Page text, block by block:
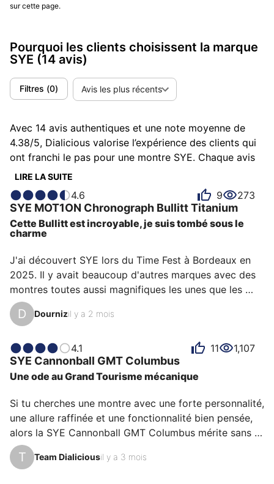
sur cette page.
Pourquoi les clients choisissent la marque
SYE (14 avis)
Filtres (0) Avis les plus récents
Avec 14 avis authentiques et une note moyenne de
4.38/5, Dialicious valorise l’expérience des clients qui
ont franchi le pas pour une montre SYE. Chaque avis
est une source d’inspiration pour comprendre ce qui
rend SYE unique aux yeux de ses possesseurs.
Certains la décrivent comme atypique, d'autres
comme chic ou élégante et chacun a des raisons
personnelles d’aimer sa SYE pour son design, son
LIRE LA SUITE
4.6 9 273
SYE MOT1ON Chronograph Bullitt Titanium
Cette Bullitt est incroyable, je suis tombé sous le
charme
J'ai découvert SYE lors du Time Fest à Bordeaux en
2025. Il y avait beaucoup d'autres marques avec des
montres toutes aussi magnifiques les unes que les
autres. Mais j'ai vraiment flashé sur SYE et Arnaud,
son créateur.
séduit. Il se fond avec la montre, est confortable et
pratique.
De plus, il est facile de le changer. J'ai pris la Bullitt
reflets magnifiques, les index et les aiguilles ressortent
très b…
D Dournizil y a 2 mois
4.1 11 1,107
SYE Cannonball GMT Columbus
Une ode au Grand Tourisme mécanique
Si tu cherches une montre avec une forte personnalité,
une allure raffinée et une fonctionnalité bien pensée,
alors la SYE Cannonball GMT Columbus mérite sans
aucun doute ton attention. Forgée dans l’esprit des
grandes épopées automobiles d'époque, elle s'inscrit
T Team Dialiciousil y a 3 mois